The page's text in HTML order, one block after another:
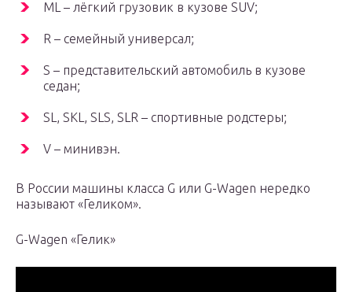
ML – лёгкий грузовик в кузове SUV;
R – семейный универсал;
S – представительский автомобиль в кузове
седан;
SL, SKL, SLS, SLR – спортивные родстеры;
V – минивэн.
В России машины класса G или G-Wagen нередко
называют «Геликом».
G-Wagen «Гелик»